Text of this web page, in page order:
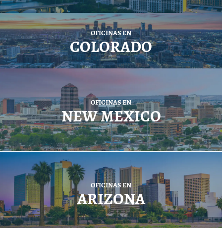
OFICINAS EN
COLORADO
OFICINAS EN
NEW MEXICO
OFICINAS EN
ARIZONA